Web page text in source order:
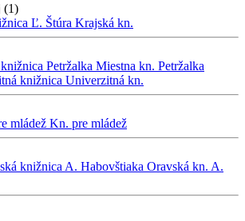
(1)
Ľ. Štúra Krajská kn.
Petržalka Miestna kn. Petržalka
knižnica Univerzitná kn.
mládež Kn. pre mládež
knižnica A. Habovštiaka Oravská kn. A.